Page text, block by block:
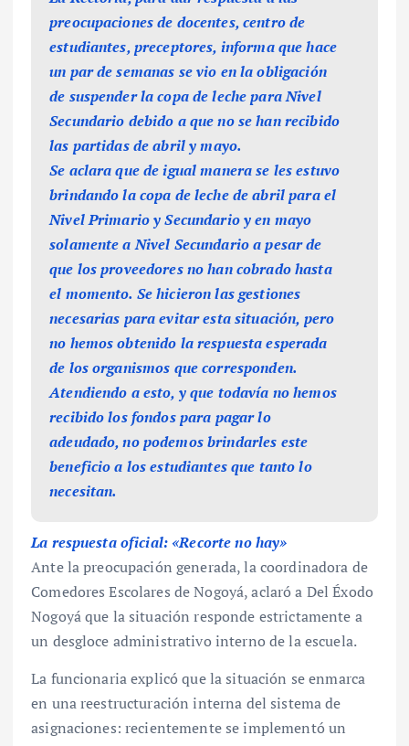
preocupaciones de docentes, centro de
estudiantes, preceptores, informa que hace
un par de semanas se vio en la obligación
de suspender la copa de leche para Nivel
Secundario debido a que no se han recibido
las partidas de abril y mayo.
Se aclara que de igual manera se les estuvo
brindando la copa de leche de abril para el
Nivel Primario y Secundario y en mayo
solamente a Nivel Secundario a pesar de
que los proveedores no han cobrado hasta
el momento. Se hicieron las gestiones
necesarias para evitar esta situación, pero
no hemos obtenido la respuesta esperada
de los organismos que corresponden.
Atendiendo a esto, y que todavía no hemos
recibido los fondos para pagar lo
adeudado, no podemos brindarles este
beneficio a los estudiantes que tanto lo
necesitan.
La respuesta oficial: «Recorte no hay»
Ante la preocupación generada, la coordinadora de
Comedores Escolares de Nogoyá, aclaró a Del Éxodo
Nogoyá que la situación responde estrictamente a
un desgloce administrativo interno de la escuela.
La funcionaria explicó que la situación se enmarca
en una reestructuración interna del sistema de
asignaciones: recientemente se implementó un